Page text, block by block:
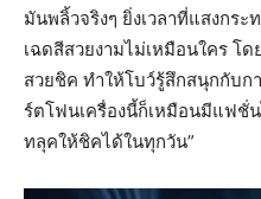
มันพลิ้วจริงๆ ยิ่งเวลาที่แสงกร
เฉดสีสวยงามไม่เหมือนใคร โ
สวยชิค ทำให้โบว์รู้สึกสนุกกับก
ร์ตโฟนเครื่องนี้ก็เหมือนมีแฟชั่
ทลุคให้ชิคได้ในทุกวัน”